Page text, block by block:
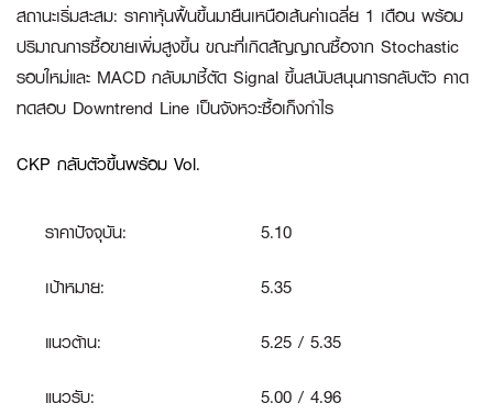
สถานะเริ่มสะสม: ราคาหุ้นฟื้นขึ้นมายืนเหนือเส้นค่าเฉลี่ย 1 เดือน พร้อม
ปริมาณการซื้อขายเพิ่มสูงขึ้น ขณะที่เกิดสัญญาณซื้อจาก Stochastic
รอบใหม่และ MACD กลับมาชี้ตัด Signal ขึ้นสนับสนุนการกลับตัว คาด
ทดสอบ Downtrend Line เป็นจังหวะซื้อเก็งกำไร
CKP กลับตัวขึ้นพร้อม Vol.
ราคาปัจจุบัน:
5.10
เป้าหมาย:
5.35
แนวต้าน:
5.25 / 5.35
แนวรับ:
5.00 / 4.96